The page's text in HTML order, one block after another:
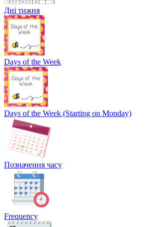
Дні тижня
Days of the Week
Days of the Week (Starting on Monday)
Позначення часу
Frequency